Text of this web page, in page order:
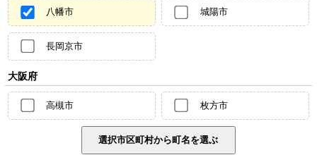
八幡市 城陽市
長岡京市
大阪府
高槻市 枚方市